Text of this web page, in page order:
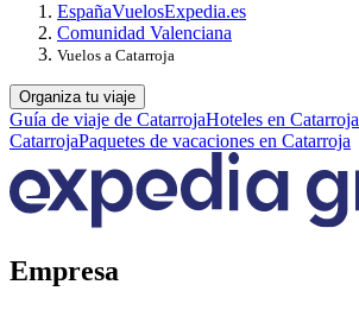
EspañaVuelosExpedia.es
Comunidad Valenciana
Vuelos a Catarroja
Organiza tu viaje
Guía de viaje de CatarrojaHoteles en Catarroja
CatarrojaPaquetes de vacaciones en Catarroja
Empresa